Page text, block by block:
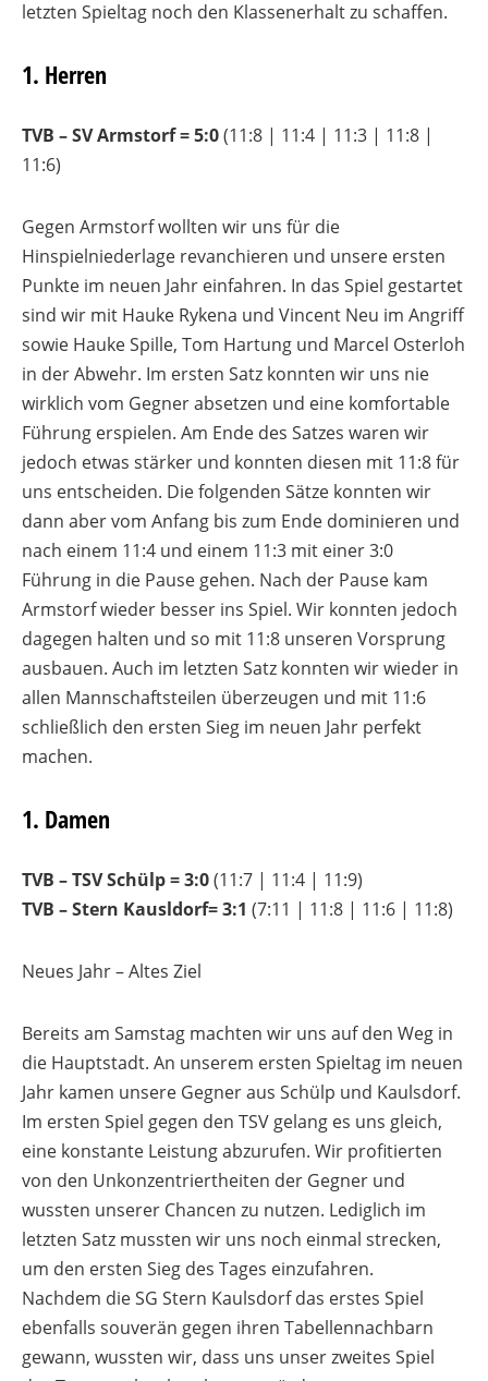
letzten Spieltag noch den Klassenerhalt zu schaffen.
1. Herren
TVB – SV Armstorf = 5:0(11:8 | 11:4 | 11:3 | 11:8 |
11:6)
Gegen Armstorf wollten wir uns für die
Hinspielniederlage revanchieren und unsere ersten
Punkte im neuen Jahr einfahren. In das Spiel gestartet
sind wir mit Hauke Rykena und Vincent Neu im Angriff
sowie Hauke Spille, Tom Hartung und Marcel Osterloh
in der Abwehr. Im ersten Satz konnten wir uns nie
wirklich vom Gegner absetzen und eine komfortable
Führung erspielen. Am Ende des Satzes waren wir
jedoch etwas stärker und konnten diesen mit 11:8 für
uns entscheiden. Die folgenden Sätze konnten wir
dann aber vom Anfang bis zum Ende dominieren und
nach einem 11:4 und einem 11:3 mit einer 3:0
Führung in die Pause gehen. Nach der Pause kam
Armstorf wieder besser ins Spiel. Wir konnten jedoch
dagegen halten und so mit 11:8 unseren Vorsprung
ausbauen. Auch im letzten Satz konnten wir wieder in
allen Mannschaftsteilen überzeugen und mit 11:6
schließlich den ersten Sieg im neuen Jahr perfekt
machen.
1. Damen
TVB – TSV Schülp = 3:0(11:7 | 11:4 | 11:9)
TVB – Stern Kausldorf= 3:1 (7:11 | 11:8 | 11:6 | 11:8)
Neues Jahr – Altes Ziel
Bereits am Samstag machten wir uns auf den Weg in
die Hauptstadt. An unserem ersten Spieltag im neuen
Jahr kamen unsere Gegner aus Schülp und Kaulsdorf.
Im ersten Spiel gegen den TSV gelang es uns gleich,
eine konstante Leistung abzurufen. Wir profitierten
von den Unkonzentriertheiten der Gegner und
wussten unserer Chancen zu nutzen. Lediglich im
letzten Satz mussten wir uns noch einmal strecken,
um den ersten Sieg des Tages einzufahren.
Nachdem die SG Stern Kaulsdorfdas erstes Spiel
ebenfalls souverän gegen ihren Tabellennachbarn
gewann, wussten wir, dass uns unser zweites Spiel